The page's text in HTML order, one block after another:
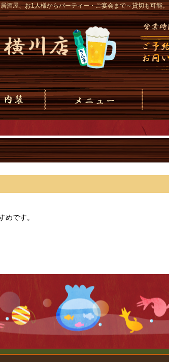
酒屋、お1人様からパーティー・ご宴会まで～貸切も可能。
めです。